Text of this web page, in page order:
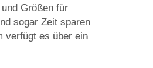
Größen für
sogar Zeit sparen
verfügt es über ein